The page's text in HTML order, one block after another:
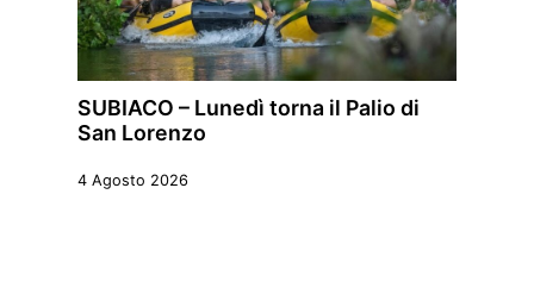
SUBIACO – Lunedì torna il Palio di
San Lorenzo
4 Agosto 2026